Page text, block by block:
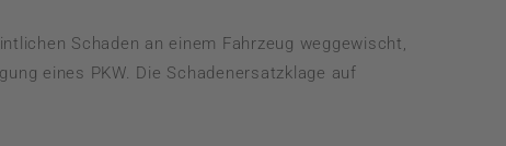
Schaden an einem Fahrzeug weggewischt,
eines PKW. Die Schadenersatzklage auf